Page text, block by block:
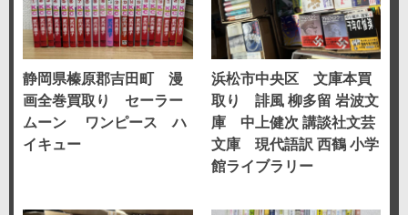
静岡県榛原郡吉田町 漫
画全巻買取り セーラー
ムーン ワンピース ハ
イキュー
浜松市中央区 文庫本買
取り 誹風 柳多留 岩波文
庫 中上健次 講談社文芸
文庫 現代語訳 西鶴 小学
館ライブラリー